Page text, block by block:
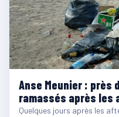
Anse Meunier : près
ramassés après
Quelques jours après les